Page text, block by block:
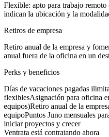
Flexible: apto para trabajo
indican la ubicación y la
Retiros de empresa
Retiro anual de la empresa y
anual fuera de la oficina en un
Perks y beneficios
Días de vacaciones pagadas
flexiblesAsignación para oficina
equipos)Retiro anual de la
equipoPuntos Juno mensuales
iniciar proyectos y crecer
Ventrata está contratando ahora